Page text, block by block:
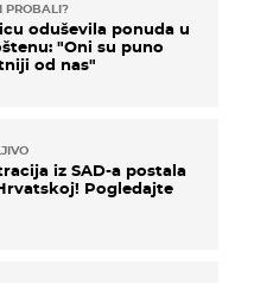
PROBALI?
oduševila ponuda u
"Oni su puno
od nas"
iz SAD-a postala
Pogledajte